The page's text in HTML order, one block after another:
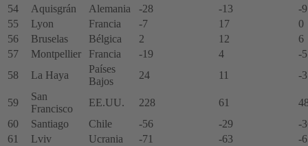
54
Aquisgrán Alemania -28 -13
-9
55
Lyon Francia -7 17
0
56
Bruselas Bélgica 2 12
6
57
Montpellier Francia -19 4
-5
58
La Haya
Países
Bajos
24 11 -3
59
San
Francisco
EE.UU. 228 61
60
Santiago Chile -56 -29
-
61
Lviv Ucrania -71 -63
-